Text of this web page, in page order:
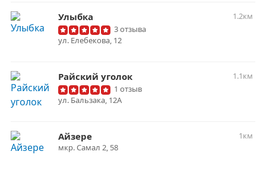
Улыбка
1.2км
3 отзыва
ул. ​Елебекова, 12
Райский уголок
1.1км
1 отзыв
ул. Бальзака, 12А
Айзере
1км
мкр. Самал 2, 58